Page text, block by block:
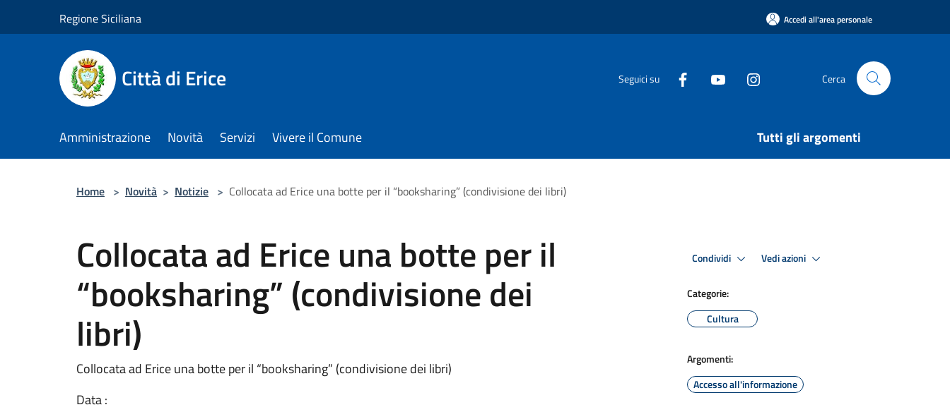
Regione Siciliana Accedi all'area personale
Città di Erice Seguici su Cerca
Amministrazione Novità Servizi Vivere il Comune Tutti gli argomenti
Home > Novità > Notizie > Collocata ad Erice una botte per il “booksharing” (condivisione dei libri)
Collocata ad Erice una botte per il
“booksharing” (condivisione dei
libri)
Collocata ad Erice una botte per il “booksharing” (condivisione dei libri)
Data :
Condividi Vedi azioni
Categorie:
Cultura
Argomenti:
Accesso all'informazione